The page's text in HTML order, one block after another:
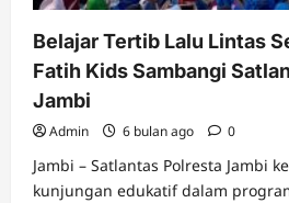
Belajar Tertib Lalu Lintas
Fatih Kids Sambangi
Jambi
Admin 6 bulan ago 0
Jambi – Satlantas Polresta Jambi
kunjungan edukatif dalam